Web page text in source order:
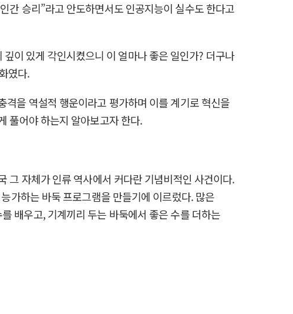
간 승리”라고 안도하면서도 인공지능이 실수도 한다고
이 있게 각인시켰으니 이 얼마나 좋은 일인가? 더구나
였다.
을 역설적 행운이라고 평가하며 이를 계기로 혁신을
풀어야 하는지 알아보고자 한다.
그 자체가 인류 역사에서 커다란 기념비적인 사건이다.
가하는 바둑 프로그램을 만들기에 이르렀다. 많은
배우고, 기계끼리 두는 바둑에서 좋은 수를 더하는